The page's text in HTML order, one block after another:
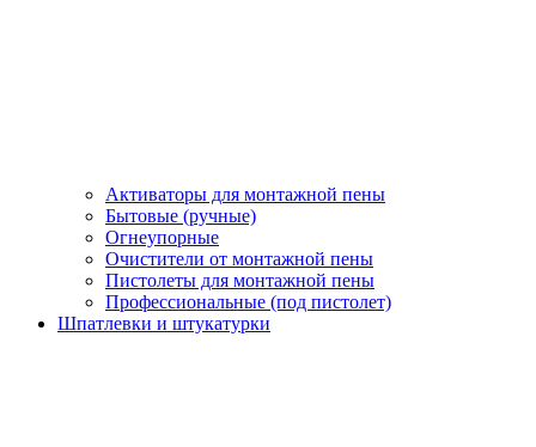
Активаторы для монтажной пены
Бытовые (ручные)
Огнеупорные
Очистители от монтажной пены
Пистолеты для монтажной пены
Профессиональные (под пистолет)
Шпатлевки и штукатурки